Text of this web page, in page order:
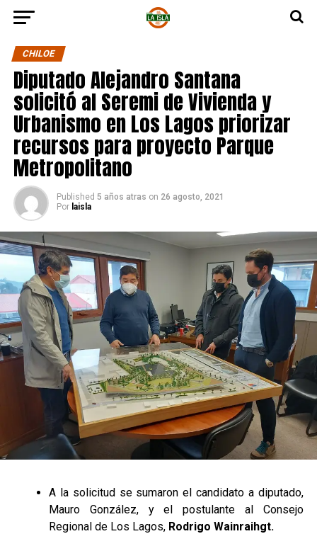
CHILOE
Diputado Alejandro Santana
solicitó al Seremi de Vivienda y
Urbanismo en Los Lagos priorizar
recursos para proyecto Parque
Metropolitano
Published 5 años atras on 26 agosto, 2021
Por laisla
A la solicitud se sumaron el candidato a diputado,
Mauro González, y el postulante al Consejo
Regional de Los Lagos, Rodrigo Wainraihgt.